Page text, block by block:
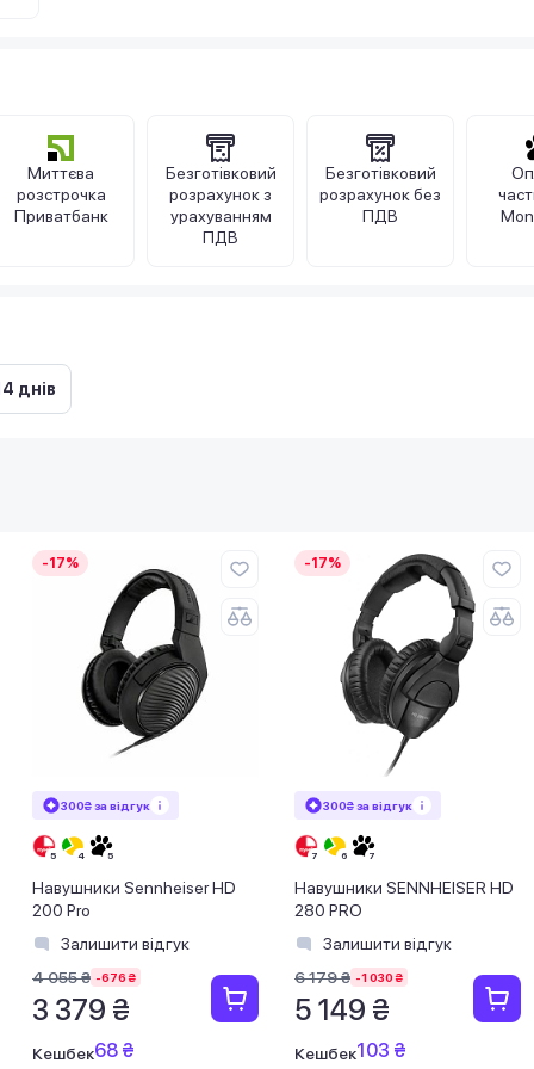
Миттєва
розстрочка
Приватбанк
Безготівковий
розрахунок з
урахуванням
ПДВ
Безготівковий
розрахунок без
ПДВ
днів
-17%
300₴ за відгук
Навушники Sennheiser HD
200 Pro
Залишити відгук
4 055 ₴ -676 ₴
3 379 ₴
Кешбек68 ₴
-17%
300₴ за відгук
Навушники SENNHEISER HD
280 PRO
Залишити відгук
6 179 ₴ -1 030 ₴
5 149 ₴
Кешбек103 ₴